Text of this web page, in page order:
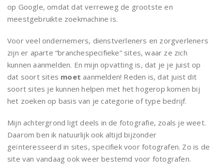
op Google, omdat dat verreweg de grootste en
meestgebruikte zoekmachine is.
Voor veel ondernemers, dienstverleners en zorgverleners
zijn er aparte “branchespecifieke” sites, waar ze zich
kunnen aanmelden. En mijn opvatting is, dat je je juist op
dat soort sites moet aanmelden! Reden is, dat juist dit
soort sites je kunnen helpen met het hogerop komen bij
het zoeken op basis van je categorie of type bedrijf.
Mijn achtergrond ligt deels in de fotografie, zoals je weet.
Daarom ben ik natuurlijk ook altijd bijzonder
geïnteresseerd in sites, specifiek voor fotografen. Zo is de
site van vandaag ook weer bestemd voor fotografen.